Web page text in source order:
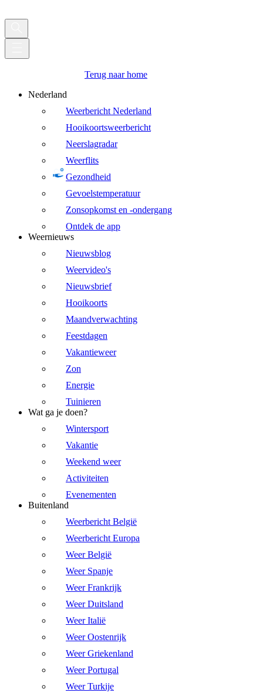
Terug naar home
Nederland
Weerbericht Nederland
Hooikoortsweerbericht
Neerslagradar
Weerflits
Gezondheid
Gevoelstemperatuur
Zonsopkomst en -ondergang
Ontdek de app
Weernieuws
Nieuwsblog
Weervideo's
Nieuwsbrief
Hooikoorts
Maandverwachting
Feestdagen
Vakantieweer
Zon
Energie
Tuinieren
Wat ga je doen?
Wintersport
Vakantie
Weekend weer
Activiteiten
Evenementen
Buitenland
Weerbericht België
Weerbericht Europa
Weer België
Weer Spanje
Weer Frankrijk
Weer Duitsland
Weer Italië
Weer Oostenrijk
Weer Griekenland
Weer Portugal
Weer Turkije